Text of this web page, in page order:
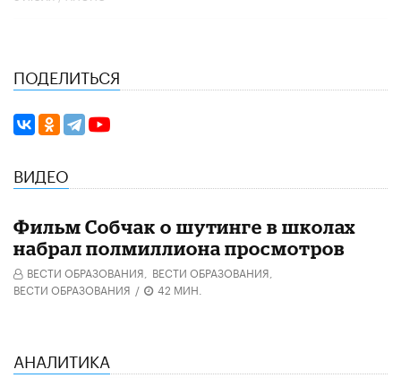
ПОДЕЛИТЬСЯ
ВИДЕО
Фильм Собчак о шутинге в школах
набрал полмиллиона просмотров
ВЕСТИ ОБРАЗОВАНИЯ, ВЕСТИ ОБРАЗОВАНИЯ,
ВЕСТИ ОБРАЗОВАНИЯ / 42 МИН.
АНАЛИТИКА